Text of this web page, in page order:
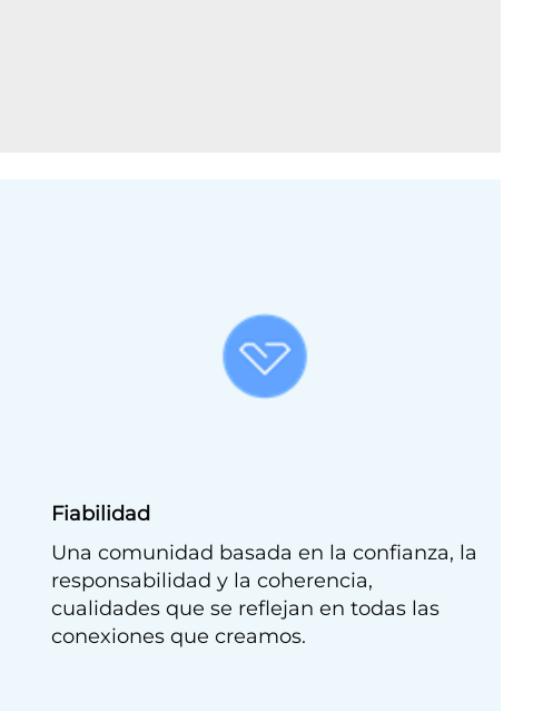
Fiabilidad
Una comunidad basada en la confianza, la
responsabilidad y la coherencia,
cualidades que se reflejan en todas las
conexiones que creamos.